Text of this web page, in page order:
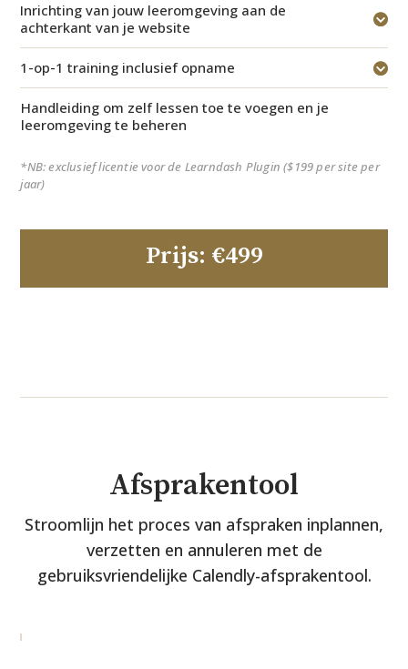
Inrichting van jouw leeromgeving aan de
achterkant van je website
1-op-1 training inclusief opname
Handleiding om zelf lessen toe te voegen en je
leeromgeving te beheren
*NB: exclusief licentie voor de Learndash Plugin ($199 per site per
jaar)
Prijs: €499
Afsprakentool
Stroomlijn het proces van afspraken inplannen,
verzetten en annuleren met de
gebruiksvriendelijke Calendly-afsprakentool.